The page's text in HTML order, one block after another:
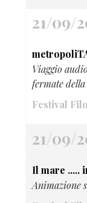
21/09/
Viaggio
fermate
Festival
21/09/
Il mare .....
Animazione